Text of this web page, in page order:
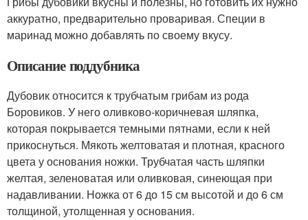
аккуратно, предварительно проваривая. Специи в
маринад можно добавлять по своему вкусу.
Описание поддубника
Дубовик относится к трубчатым грибам из рода
Боровиков. У него оливково-коричневая шляпка,
которая покрывается темными пятнами, если к ней
прикоснуться. Мякоть желтоватая и плотная, красного
цвета у основания ножки. Трубчатая часть шляпки
желтая, зеленоватая или оливковая, синеющая при
надавливании. Ножка от 6 до 15 см высотой и до 6 см
толщиной, утолщенная у основания.